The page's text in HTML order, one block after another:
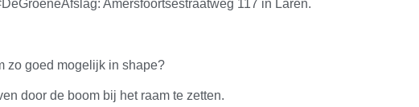
Amersfoortsestraatweg 117 in Laren.
zo goed mogelijk in shape?
door de boom bij het raam te zetten.